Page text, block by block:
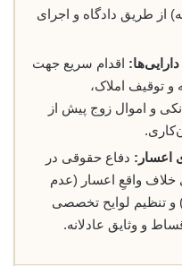
از طریق دادگاه و اجرای
اقدام سریع جهت
و توقیف املاک،
و اموال زوج پیش از
اعسار: دفاع حقوقی در
خلاف واقعِ اعسار (عدم
و تنظیم لوایح تخصصی
و وثایق عادلانه.